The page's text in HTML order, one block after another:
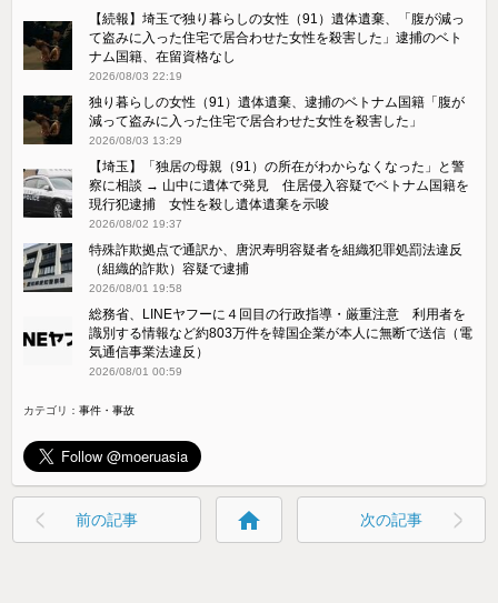
【続報】埼玉で独り暮らしの女性（91）遺体遺棄、「腹が減っ
て盗みに入った住宅で居合わせた女性を殺害した」逮捕のベト
ナム国籍、在留資格なし
2026/08/03 22:19
独り暮らしの女性（91）遺体遺棄、逮捕のベトナム国籍「腹が
減って盗みに入った住宅で居合わせた女性を殺害した」
2026/08/03 13:29
【埼玉】「独居の母親（91）の所在がわからなくなった」と警
察に相談 → 山中に遺体で発見 住居侵入容疑でベトナム国籍を
現行犯逮捕 女性を殺し遺体遺棄を示唆
2026/08/02 19:37
特殊詐欺拠点で通訳か、唐沢寿明容疑者を組織犯罪処罰法違反
（組織的詐欺）容疑で逮捕
2026/08/01 19:58
総務省、LINEヤフーに４回目の行政指導・厳重注意 利用者を
識別する情報など約803万件を韓国企業が本人に無断で送信（電
気通信事業法違反）
2026/08/01 00:59
カテゴリ：事件・事故
前の記事 home 次の記事